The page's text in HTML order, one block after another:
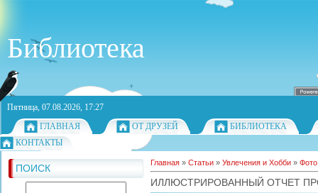
Библиотека
Пятница, 07.08.2026, 17:27
ГЛАВНАЯ
ОТ ДРУЗЕЙ
БИБЛИОТЕКА
КОНТАКТЫ
ПОИСК Главная » Статьи » Увлечения и Хобби »
ИЛЛЮСТРИРОВАННЫЙ ОТЧЕТ